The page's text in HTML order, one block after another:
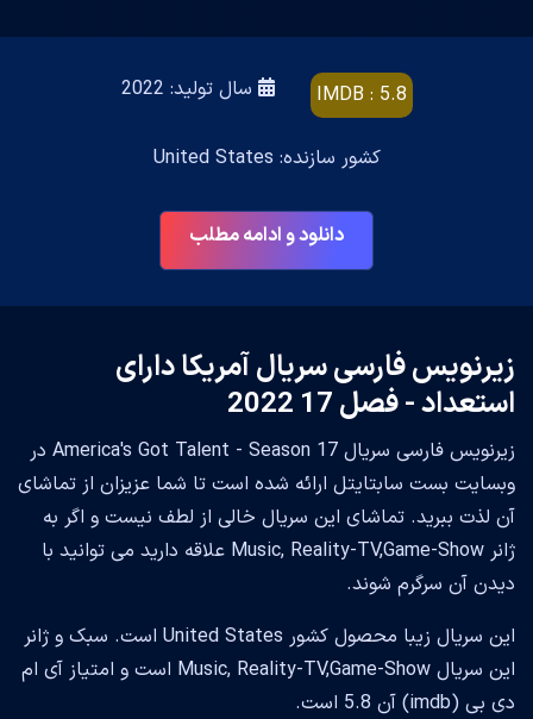
IMDB : 5.8 سال تولید: 2022
کشور سازنده: United States
دانلود و ادامه مطلب
زیرنویس فارسی سریال آمریکا دارای
استعداد - فصل 17 2022
زیرنویس فارسی سریال America's Got Talent - Season 17 در
وبسایت بست سابتایتل ارائه شده است تا شما عزیزان از تماشای
آن لذت ببرید. تماشای این سریال خالی از لطف نیست و اگر به
ژانر Music, Reality-TV,Game-Show علاقه دارید می توانید با
دیدن آن سرگرم شوند.
این سریال زیبا محصول کشور United States است. سبک و ژانر
این سریال Music, Reality-TV,Game-Show است و امتیاز آی ام
دی بی (imdb) آن 5.8 است.